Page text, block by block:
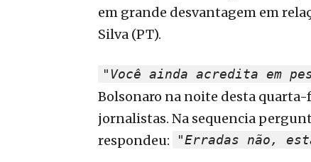
em grande desvantagem em
Silva (PT).
"Você ainda acredita em
Bolsonaro na noite desta quarta-
jornalistas. Na sequencia
respondeu:
"Erradas não,